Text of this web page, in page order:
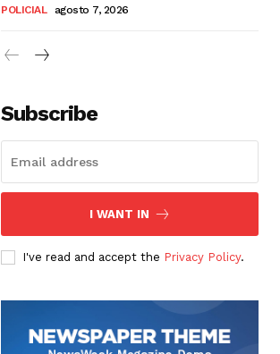
POLICIAL agosto 7, 2026
Subscribe
I WANT IN
I've read and accept the Privacy Policy.